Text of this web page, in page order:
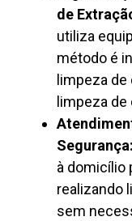
de
utiliza
método é
limpeza de
limpeza de
Segurança:
à domicílio
realizando
sem